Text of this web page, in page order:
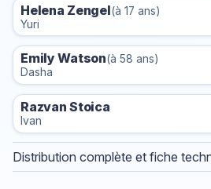
Helena Zengel(à 17 ans)
Yuri
Emily Watson(à 58 ans)
Dasha
Razvan Stoica
Ivan
Distribution complète et fiche